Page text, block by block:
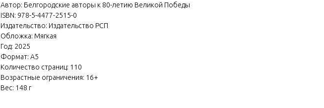
Автор: Белгородские авторы к 80-летию Великой Победы
ISBN: 978-5-4477-2515-0
Издательство: Издательство РСП
Обложка: Мягкая
Год: 2025
Формат: А5
Количество страниц: 110
Возрастные ограничения: 16+
Вес: 148 г